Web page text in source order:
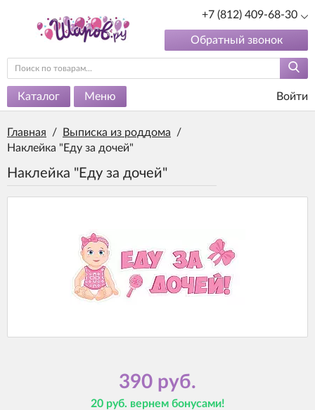
+7 (812) 409-68-30
Обратный звонок
Каталог Меню Войти
Главная / Выписка из роддома
/
Наклейка "Еду за дочей"
Наклейка "Еду за дочей"
390 руб.
20 руб. вернем бонусами!